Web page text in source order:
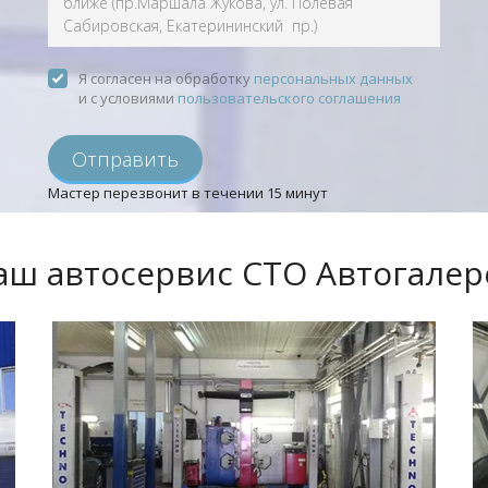
Я согласен на обработку персональных данных
и с условиями пользовательского соглашения
Отправить
Мастер перезвонит в течении 15 минут
автосервис СТО